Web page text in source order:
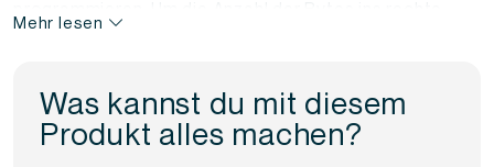
Licht zu rücken, hier einige Beispiele für Daten. Um eine
Sie 19 Byte. Für eine Telefonnummer benötigen Sie 16
Byte, für eine E-Mail mit einem Betreff 84 Byte und für
eine digitale Visitenkarte 153 Byte. Möchten Sie
Mehr lesen
Was kannst du mit diesem
Produkt alles machen?